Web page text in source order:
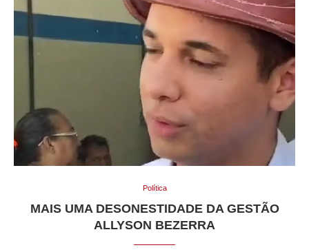
Política
MAIS UMA DESONESTIDADE DA GESTÃO
ALLYSON BEZERRA